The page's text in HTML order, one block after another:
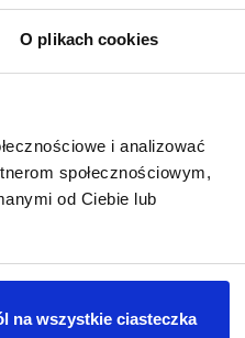
O plikach cookies
i analizować
społecznościowym,
od Ciebie lub
na wszystkie ciasteczka